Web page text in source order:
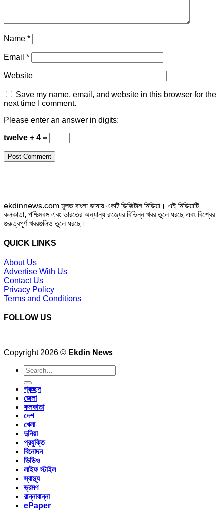
Name *
Email *
Website
Save my name, email, and website in this browser for the
next time I comment.
Please enter an answer in digits:
twelve + 4 =
ekdinnews.com মূলত বাংলা ভাষায় একটি ডিজিটাল মিডিয়া। এই মিডিয়াটি
কলকাতা, পশ্চিমবঙ্গ এবং ভারতের অন্যান্য রাজ্যের বিভিন্ন খবর তুলে ধরছে এবং বিশ্বের
গুরুত্বপূর্ণ খবরগুলিও তুলে ধরছে।
QUICK LINKS
About Us
Advertise With Us
Contact Us
Privacy Policy
Terms and Conditions
FOLLOW US
Copyright 2026 © Ekdin News
প্রচ্ছদ
জেলা
কলকাতা
দেশ
খেলা
দুনিয়া
প্রযুক্তি
বিনোদন
ভিডিও
লাইফ স্টাইল
স্বাস্থ্য
ভ্রমণ
রান্নাবান্না
ePaper